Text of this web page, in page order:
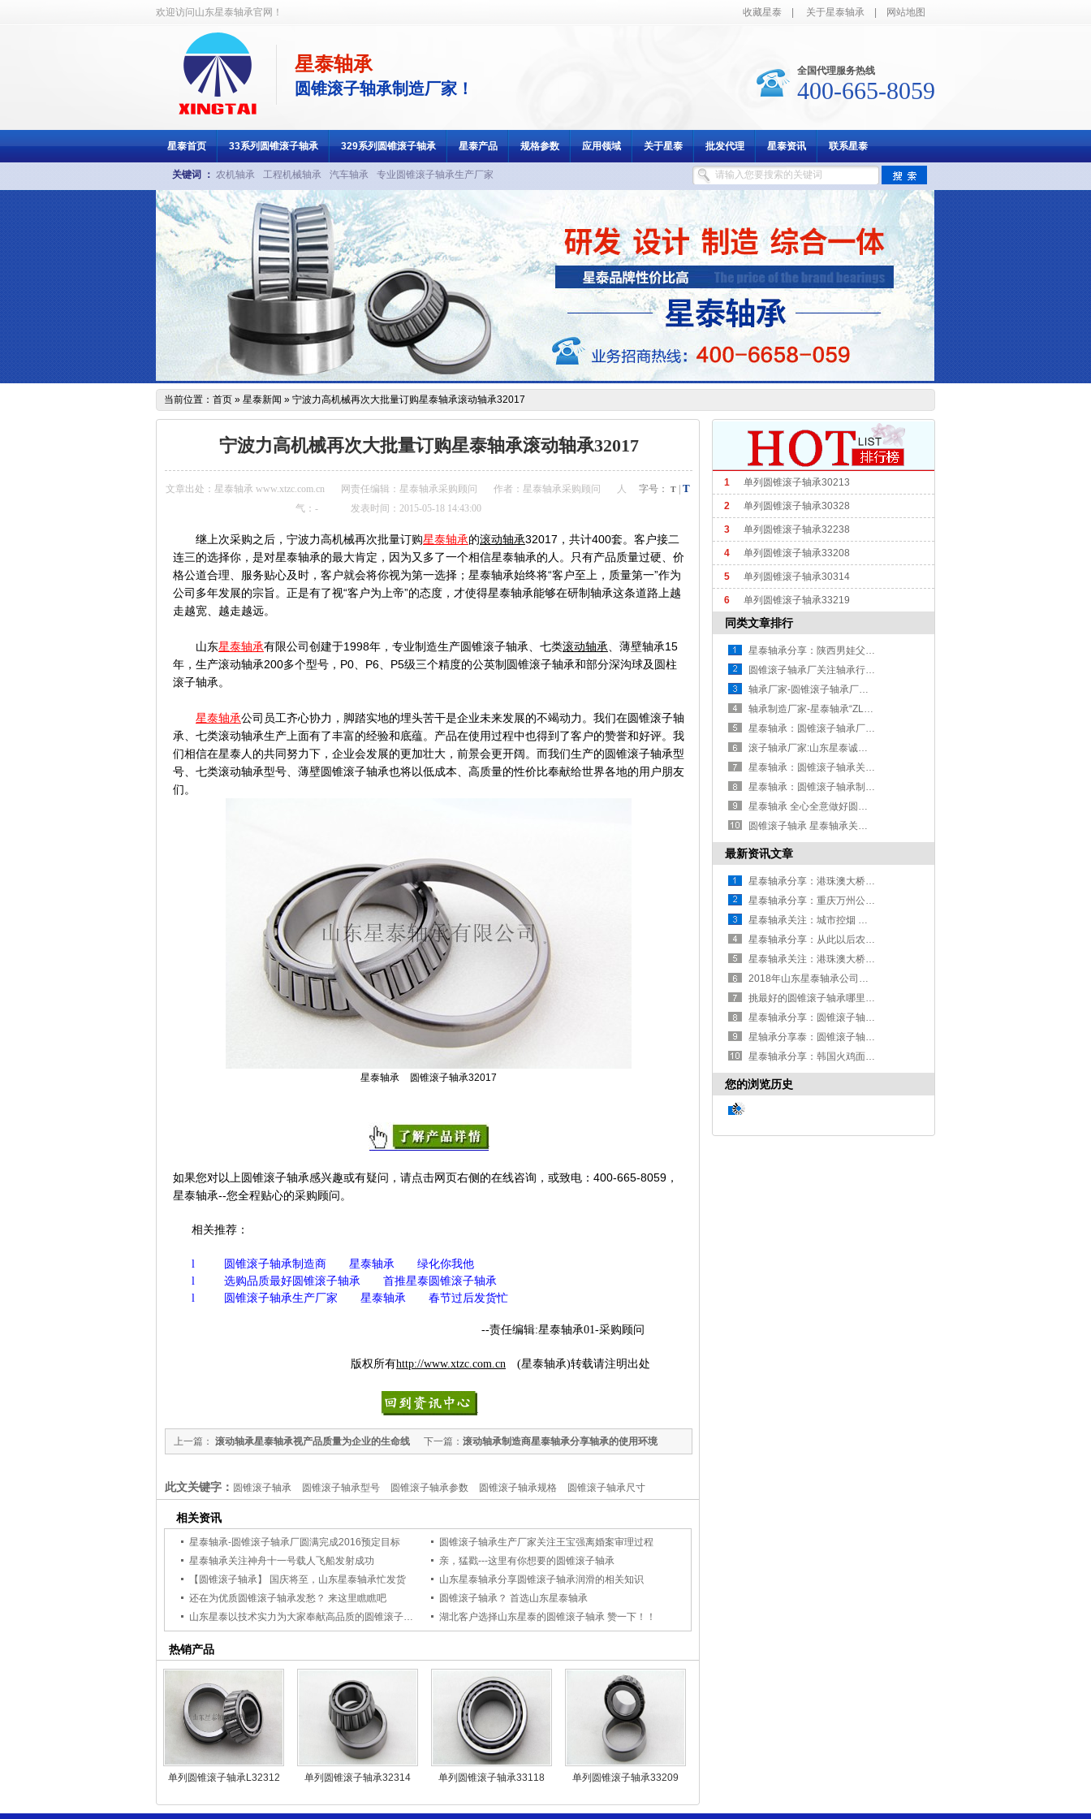
欢迎访问山东星泰轴承官网！ 收藏星泰 关于星泰轴承 网站地图
星泰轴承
圆锥滚子轴承制造厂家！
全国代理服务热线
400-665-8059
星泰首页 33系列圆锥滚子轴承 329系列圆锥滚子轴承 星泰产品 规格参数 应用领域 关于星泰 批发代理 星泰资讯 联系星泰
关键词 ： 农机轴承 工程机械轴承 汽车轴承 专业圆锥滚子轴承生产厂家
当前位置： 首页 » 星泰新闻 » 宁波力高机械再次大批量订购星泰轴承滚动轴承32017
宁波力高机械再次大批量订购星泰轴承滚动轴承32017
字号： T T
文章出处：星泰轴承 www.xtzc.com.cn 网责任编辑：星泰轴承采购顾问 作者：星泰轴承采购顾问
人
气： - 发表时间：2015-05-18 14:43:00
继上次采购之后，宁波力高机械再次批量订购星泰轴承的滚动轴承32017，共计400套。客户接二
连三的选择你，是对星泰轴承的最大肯定，因为又多了一个相信星泰轴承的人。只有产品质量过硬、价
格公道合理、服务贴心及时，客户就会将你视为第一选择；星泰轴承始终将“客户至上，质量第一”作为
公司多年发展的宗旨。正是有了视“客户为上帝”的态度，才使得星泰轴承能够在研制轴承这条道路上越
走越宽、越走越远。
山东星泰轴承有限公司创建于1998年，专业制造生产圆锥滚子轴承、七类滚动轴承 、薄壁轴承15
年，生产滚动轴承200多个型号，P0、P6、P5级三个精度的公英制圆锥滚子轴承和部分深沟球及圆柱
滚子轴承。
星泰轴承公司员工齐心协力，脚踏实地的埋头苦干是企业未来发展的不竭动力。我们在圆锥滚子轴
承、七类滚动轴承生产上面有了丰富的经验和底蕴。产品在使用过程中也得到了客户的赞誉和好评。我
们相信在星泰人的共同努力下，企业会发展的更加壮大，前景会更开阔。而我们生产的圆锥滚子轴承型
号、七类滚动轴承型号、薄壁圆锥滚子轴承也将以低成本、高质量的性价比奉献给世界各地的用户朋友
们。
星泰轴承 圆锥滚子轴承32017
如果您对以上圆锥滚子轴承感兴趣或有疑问，请点击网页右侧的在线咨询，或致电：400-665-8059，
星泰轴承--您全程贴心的采购顾问。
相关推荐：
l
圆锥滚子轴承制造商 星泰轴承 绿化你我他
l
选购品质最好 圆锥滚子轴承 首推星泰 圆锥滚子轴承
l
圆锥滚子轴承生产厂家 星泰轴承 春节过后发货忙
--责任编辑:星泰轴承01-采购顾问
版权所有http://www.xtzc.com.cn (星泰轴承)转载请注明出处
下一篇： 滚动轴承制造商星泰轴承分享轴承的使用环境
上一篇： 滚动轴承星泰轴承视产品质量为企业的生命线
此文关键字： 圆锥滚子轴承 圆锥滚子轴承型号 圆锥滚子轴承参数 圆锥滚子轴承规格 圆锥滚子轴承尺寸
相关资讯
星泰轴承-圆锥滚子轴承厂圆满完成2016预定目标
圆锥滚子轴承生产厂家关注王宝强离婚案审理过程
星泰轴承关注神舟十一号载人飞船发射成功
亲，猛戳---这里有你想要的圆锥滚子轴承
【圆锥滚子轴承】 国庆将至，山东星泰轴承忙发货
山东星泰轴承分享圆锥滚子轴承润滑的相关知识
还在为优质圆锥滚子轴承发愁？ 来这里瞧瞧吧
圆锥滚子轴承？ 首选山东星泰轴承
山东星泰以技术实力为大家奉献高品质的圆锥滚子轴承
湖北客户选择山东星泰的圆锥滚子轴承 赞一下！！
热销产品
单列圆锥滚子轴承L32312 单列圆锥滚子轴承32314 单列圆锥滚子轴承33118 单列圆锥滚子轴承33209
1 单列圆锥滚子轴承30213
2 单列圆锥滚子轴承30328
3 单列圆锥滚子轴承32238
4 单列圆锥滚子轴承33208
5 单列圆锥滚子轴承30314
6 单列圆锥滚子轴承33219
同类文章排行
星泰轴承分享：陕西男娃父母双亡考上一本 长跪亡父坟头洒泪报喜
圆锥滚子轴承厂关注轴承行业物流信息化建设
轴承厂家-圆锥滚子轴承厂家直销精密七类轴承
轴承制造厂家-星泰轴承“ZLS”获山东省著名商标，太牛逼了！
星泰轴承：圆锥滚子轴承厂关注“习近平与特朗普会晤”
滚子轴承厂家:山东星泰诚邀朋友们过来看一看瞧一瞧
星泰轴承：圆锥滚子轴承关注“朴槿惠被捕”
星泰轴承：圆锥滚子轴承制造商关注两会召开
星泰轴承 全心全意做好圆锥滚子轴承
圆锥滚子轴承 星泰轴承关注圆锥滚子轴承的安装方法
最新资讯文章
星泰轴承分享：港珠澳大桥周末客流量再创新高，网友：厉害了我的国！
星泰轴承分享：重庆万州公交车坠江原因公布
星泰轴承关注：城市控烟 难在哪里
星泰轴承分享：从此以后农村将没有村长和村官，为什么呢
星泰轴承关注：港珠澳大桥为什么没有连接深圳？你知道原因是什么吗？
2018年山东星泰轴承公司招聘简章
挑最好的圆锥滚子轴承哪里去，就来山东星泰
星泰轴承分享：圆锥滚子轴承的结构与安装你知多少？
星轴承分享泰：圆锥滚子轴承-尺寸范围
星泰轴承分享：韩国火鸡面在中国有多火？韩媒这份报告真相了
您的浏览历史